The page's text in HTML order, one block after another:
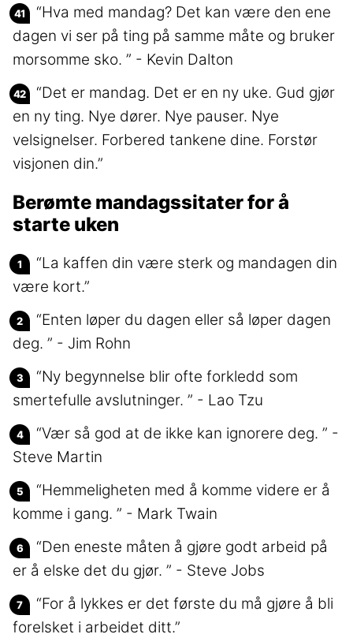
“Hva med mandag? Det kan være den ene
dagen vi ser på ting på samme måte og bruker
morsomme sko. ” - Kevin Dalton
“Det er mandag. Det er en ny uke. Gud gjør
en ny ting. Nye dører. Nye pauser. Nye
velsignelser. Forbered tankene dine. Forstør
visjonen din.”
Berømte mandagssitater for å
starte uken
“La kaffen din være sterk og mandagen din
være kort.”
“Enten løper du dagen eller så løper dagen
deg. ” - Jim Rohn
“Ny begynnelse blir ofte forkledd som
smertefulle avslutninger. ” - Lao Tzu
“Vær så god at de ikke kan ignorere deg. ” -
Steve Martin
“Hemmeligheten med å komme videre er å
komme i gang. ” - Mark Twain
“Den eneste måten å gjøre godt arbeid på
er å elske det du gjør. ” - Steve Jobs
“For å lykkes er det første du må gjøre å bli
forelsket i arbeidet ditt.”